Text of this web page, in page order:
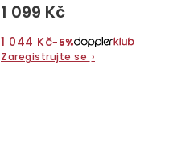
1 099 Kč
1 044 Kč−5%
Zaregistrujte se ›